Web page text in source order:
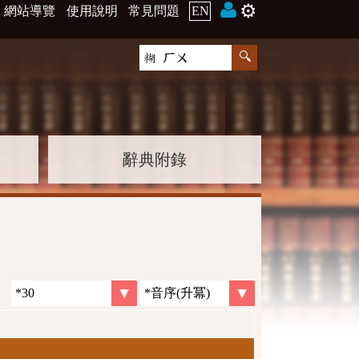
網站導覽 使用說明 常見問題 EN ⚙️
辭典附錄